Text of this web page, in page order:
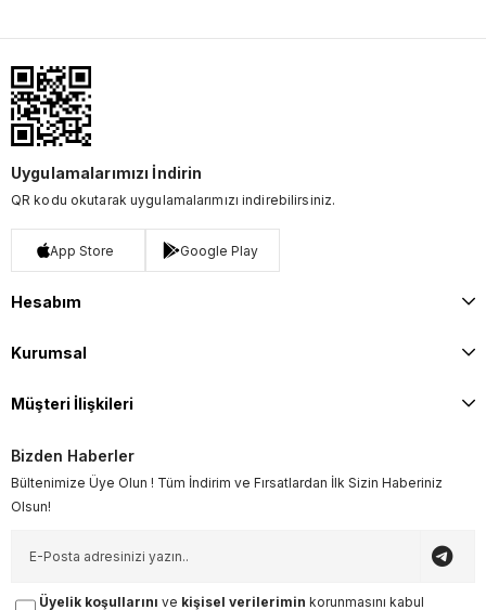
Uygulamalarımızı İndirin
QR kodu okutarak uygulamalarımızı indirebilirsiniz.
App Store Google Play
Hesabım
Kurumsal
Müşteri İlişkileri
Bizden Haberler
Bültenimize Üye Olun ! Tüm İndirim ve Fırsatlardan İlk Sizin Haberiniz
Olsun!
Üyelik koşullarını ve kişisel verilerimin korunmasını kabul